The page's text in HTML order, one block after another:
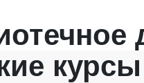
курсы